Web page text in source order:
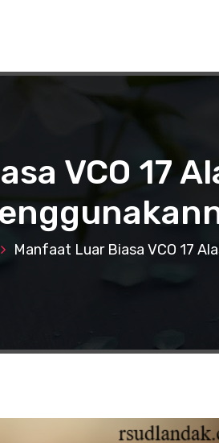
VCO 17
Manfaat Luar Biasa VCO 17